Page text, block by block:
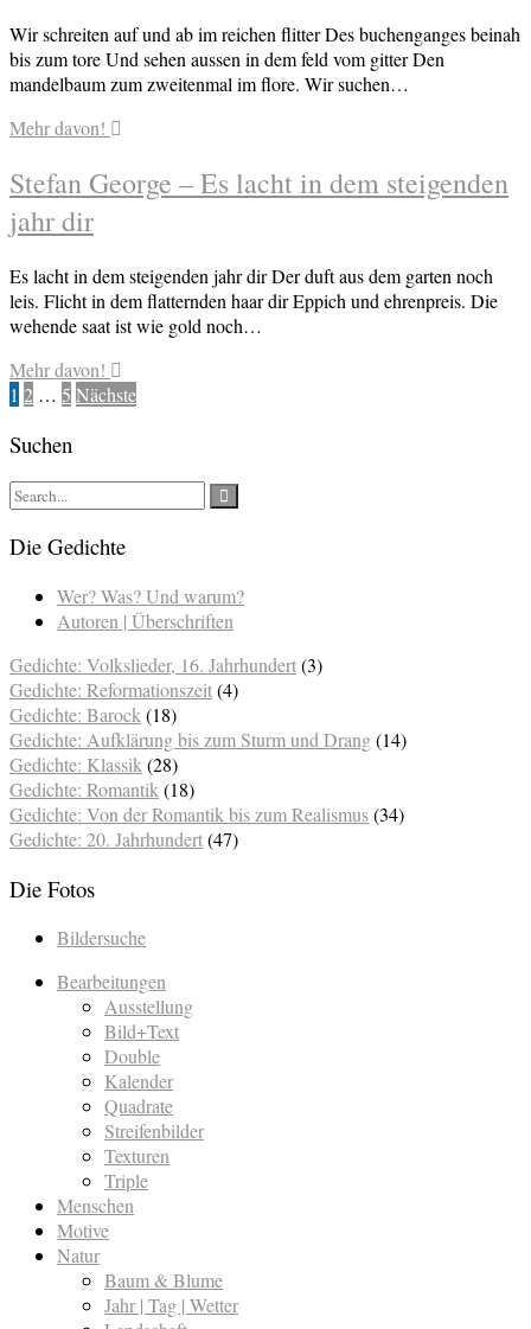
Wir schreiten auf und ab im reichen flitter Des buchenganges beinah
bis zum tore Und sehen aussen in dem feld vom gitter Den
mandelbaum zum zweitenmal im flore. Wir suchen…
Mehr davon!
Stefan George – Es lacht in dem steigenden
jahr dir
Es lacht in dem steigenden jahr dir Der duft aus dem garten noch
leis. Flicht in dem flatternden haar dir Eppich und ehrenpreis. Die
wehende saat ist wie gold noch…
Mehr davon!
Seitennummerierung
der
Beiträge
1 2 … 5 Nächste
Suchen
Die Gedichte
Wer? Was? Und warum?
Autoren | Überschriften
Gedichte: Volkslieder, 16. Jahrhundert(3)
Gedichte: Reformationszeit(4)
Gedichte: Barock (18)
Gedichte: Aufklärung bis zum Sturm und Drang(14)
Gedichte: Klassik (28)
Gedichte: Romantik (18)
Gedichte: Von der Romantik bis zum Realismus(34)
Gedichte: 20. Jahrhundert(47)
Die Fotos
Bildersuche
Bearbeitungen
Ausstellung
Bild+Text
Double
Kalender
Quadrate
Streifenbilder
Texturen
Triple
Menschen
Motive
Natur
Baum & Blume
Jahr | Tag | Wetter